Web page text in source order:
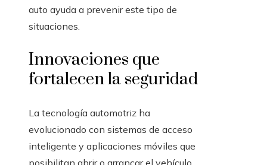
auto ayuda a prevenir este tipo de
situaciones.
Innovaciones que
fortalecen la seguridad
La tecnología automotriz ha
evolucionado con sistemas de acceso
inteligente y aplicaciones móviles que